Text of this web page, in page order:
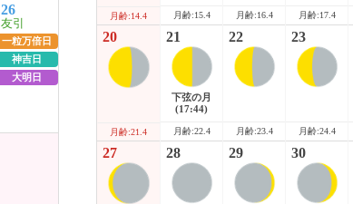
26
友引
一粒万倍日
神吉日
大明日
月齢:14.4 月齢:15.4 月齢:16.4 月齢:17.4
20
月齢:21.4
21
下弦の月
(17:44)
月齢:22.4
22
月齢:23.4
23
月齢:24.4
27 28 29 30